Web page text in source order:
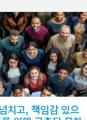
치고, 책임감 있으